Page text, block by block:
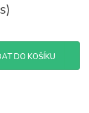
DO KOŠÍKU